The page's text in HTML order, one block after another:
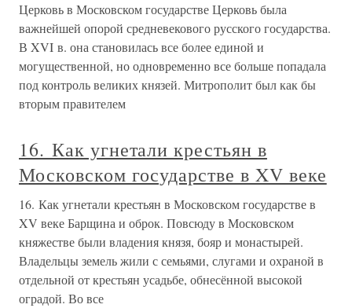
Церковь в Московском государстве Церковь была
важнейшей опорой средневекового русского государства.
В XVI в. она становилась все более единой и
могущественной, но одновременно все больше попадала
под контроль великих князей. Митрополит был как бы
вторым правителем
16. Как угнетали крестьян в
Московском государстве в XV веке
16. Как угнетали крестьян в Московском государстве в
XV веке Барщина и оброк. Повсюду в Московском
княжестве были владения князя, бояр и монастырей.
Владельцы земель жили с семьями, слугами и охраной в
отдельной от крестьян усадьбе, обнесённой высокой
оградой. Во все